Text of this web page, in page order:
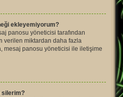
ekleyemiyorum?
panosu yöneticisi tarafından
verilen miktardan daha fazla
mesaj panosu yöneticisi ile iletişime
silerim?